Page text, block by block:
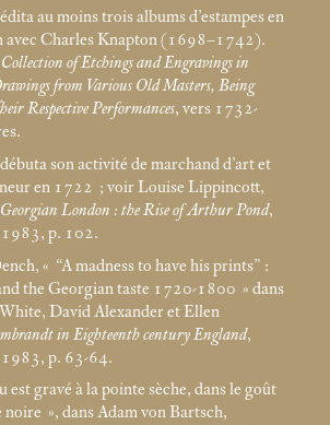
au moins trois albums d’estampes en
avec Charles Knapton (1698–1742).
of Etchings and Engravings in
from Various Old Masters, Being
Respective Performances, vers 1732-
son activité de marchand d’art et
en 1722 ; voir Louise Lippincott,
London : the Rise of Arthur Pond,
p. 102.
« “A madness to have his prints” :
the Georgian taste 1720-1800 » dans
David Alexander et Ellen
in Eighteenth century England,
p. 63-64.
est gravé à la pointe sèche, dans le goût
noire », dans Adam von Bartsch,